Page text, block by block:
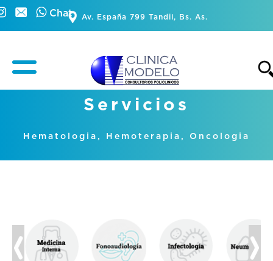
Chat Av. España 799 Tandil, Bs. As.
Servicios
Hematologia, Hemoterapia, Oncologia